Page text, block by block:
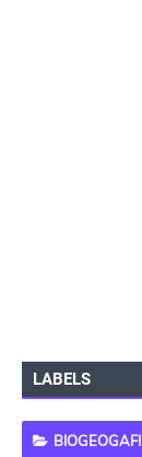
LABELS
BIOGEOGAFI